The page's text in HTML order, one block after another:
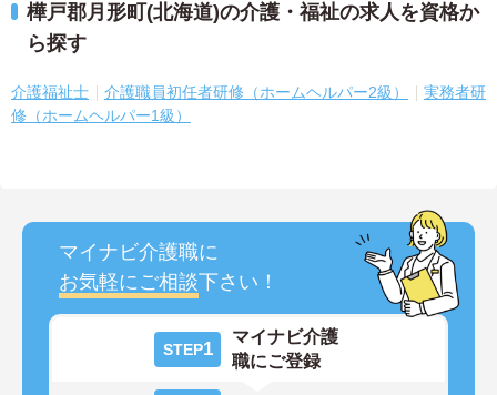
樺戸郡月形町(北海道)の介護・福祉の求人を資格か
ら探す
介護福祉士 介護職員初任者研修（ホームヘルパー2級）
実務者研
修（ホームヘルパー1級）
マイナビ介護職に
お気軽にご相談下さい！
STEP1
マイナビ介護
職にご登録